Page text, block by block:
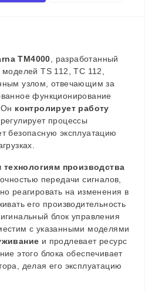
ТМ4000 , разработанный
TS 112, TC 112,
узлом, отвечающим за
функционирование
Он контролирует работу
процессы
безопасную эксплуатацию
производства
передачи сигналов,
реагировать на изменения в
его производительность
блок управления
с указанными моделями
и продлевает ресурс
этого блока обеспечивает
делая его эксплуатацию